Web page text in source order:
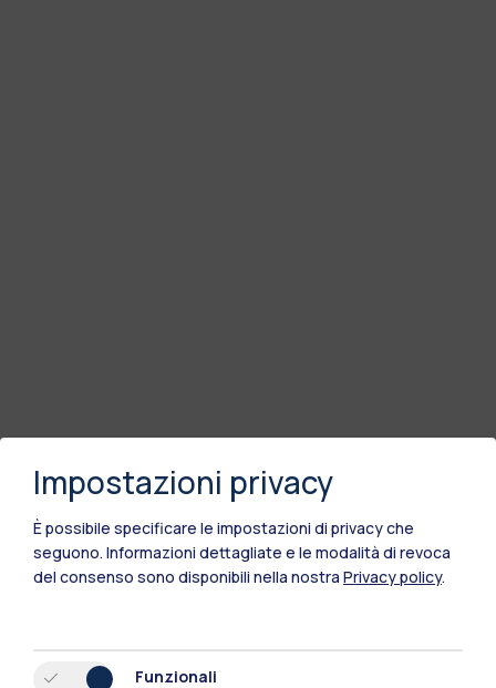
Impostazioni privacy
È possibile specificare le impostazioni di privacy che
seguono. Informazioni dettagliate e le modalità di revoca
del consenso sono disponibili nella nostra Privacy policy.
Funzionali